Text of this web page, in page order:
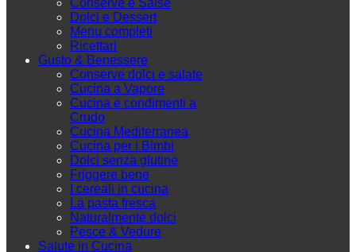
Dolci e Dessert
Menu completi
Ricettari
Gusto & Benessere
Conserve dolci e salate
Cucina a Vapore
Cucina e condimenti a
Crudo
Cucina Mediterranea
Cucina per i Bimbi
Dolci senza glutine
Friggere bene
I cereali in cucina
La pasta fresca
Naturalmente dolci
Pesce & Vedure
Salute in Cucina